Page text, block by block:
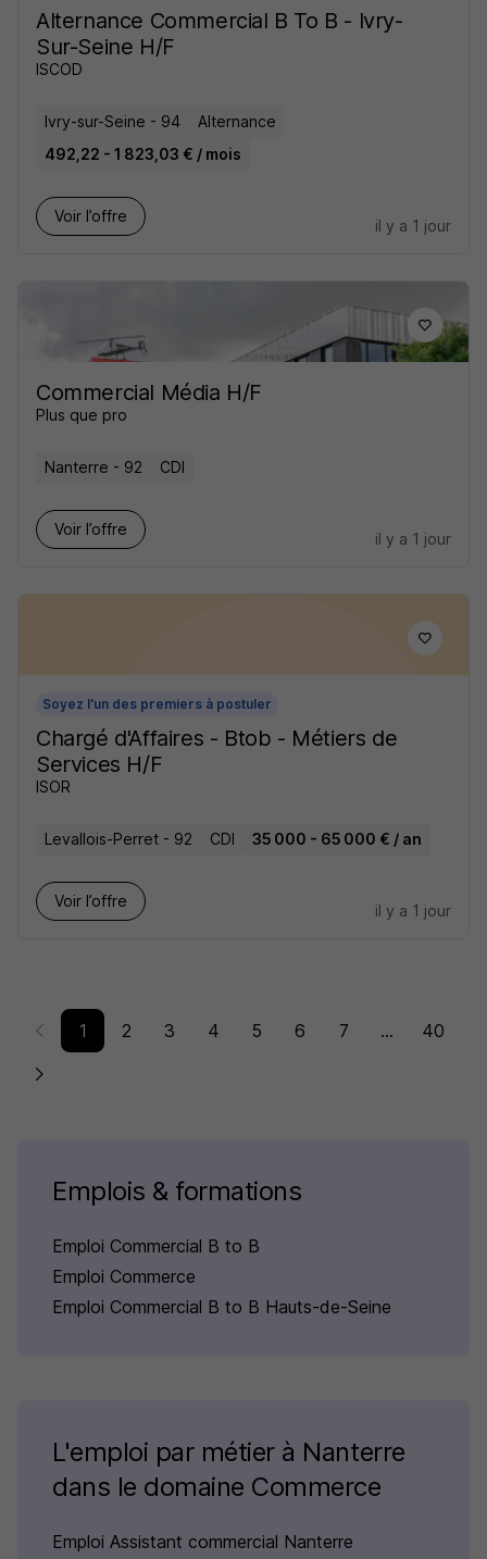
Alternance Commercial B To B - Ivry-
Sur-Seine H/F
ISCOD
Ivry-sur-Seine - 94
Alternance
492,22 - 1 823,03 € / mois
Voir l’offre
il y a 1 jour
Commercial Média H/F
Plus que pro
Nanterre - 92 CDI
Voir l’offre
il y a 1 jour
Soyez l'un des premiers à postuler
Chargé d'Affaires - Btob - Métiers de
Services H/F
ISOR
Levallois-Perret - 92 CDI 35 000 - 65 000 € / an
Voir l’offre
il y a 1 jour
1 2 3 4 5 6 7 ... 40
Emplois & formations
Emploi Commercial B to B
Emploi Commerce
Emploi Commercial B to B Hauts-de-Seine
L'emploi par métier à Nanterre
dans le domaine Commerce
Emploi Assistant commercial Nanterre